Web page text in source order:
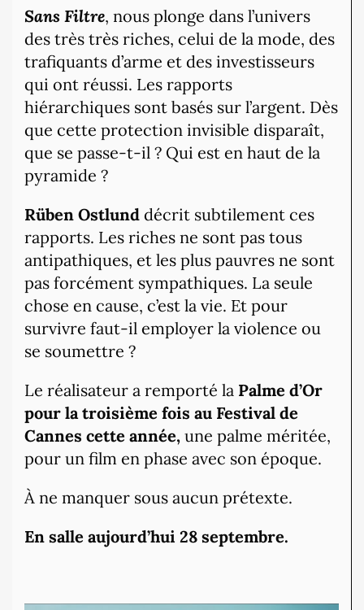
Sans Filtre, nous plonge dans l’univers
des très très riches, celui de la mode, des
trafiquants d’arme et des investisseurs
qui ont réussi. Les rapports
hiérarchiques sont basés sur l’argent. Dès
que cette protection invisible disparaît,
que se passe-t-il ? Qui est en haut de la
pyramide ?
Rüben Ostlund décrit subtilement ces
rapports. Les riches ne sont pas tous
antipathiques, et les plus pauvres ne sont
pas forcément sympathiques. La seule
chose en cause, c’est la vie. Et pour
survivre faut-il employer la violence ou
se soumettre ?
Le réalisateur a remporté la Palme d’Or
pour la troisième fois au Festival de
Cannes cette année, une palme méritée,
pour un film en phase avec son époque.
À ne manquer sous aucun prétexte.
En salle aujourd’hui 28 septembre.